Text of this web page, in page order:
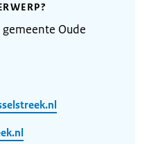
Oude